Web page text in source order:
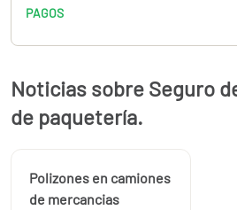
Noticias sobre Seguro
de paquetería.
Polizones en camiones
de mercancias
PAGOS